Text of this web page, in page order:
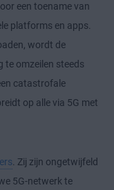
een toename van
platforms en apps.
wordt de
te omzeilen steeds
catastrofale
op alle via 5G met
. Zij zijn ongetwijfeld
5G-netwerk te